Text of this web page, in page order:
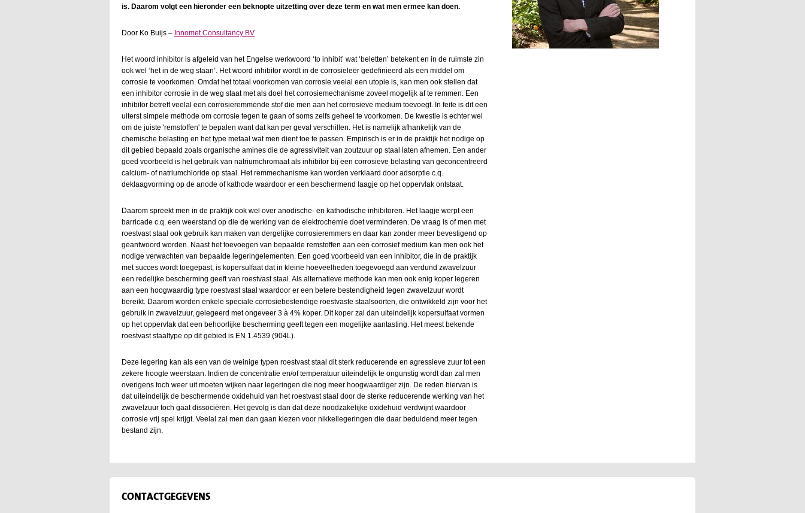
is. Daarom volgt een hieronder een beknopte uitzetting over deze term en wat men ermee kan doen.
Door Ko Buijs – Innomet Consultancy BV
Het woord inhibitor is afgeleid van het Engelse werkwoord ‘to inhibit’ wat ‘beletten’ betekent en in de ruimste zin
ook wel ‘het in de weg staan’. Het woord inhibitor wordt in de corrosieleer gedefinieerd als een middel om
corrosie te voorkomen. Omdat het totaal voorkomen van corrosie veelal een utopie is, kan men ook stellen dat
een inhibitor corrosie in de weg staat met als doel het corrosiemechanisme zoveel mogelijk af te remmen. Een
inhibitor betreft veelal een corrosieremmende stof die men aan het corrosieve medium toevoegt. In feite is dit een
uiterst simpele methode om corrosie tegen te gaan of soms zelfs geheel te voorkomen. De kwestie is echter wel
om de juiste 'remstoffen' te bepalen want dat kan per geval verschillen. Het is namelijk afhankelijk van de
chemische belasting en het type metaal wat men dient toe te passen. Empirisch is er in de praktijk het nodige op
dit gebied bepaald zoals organische amines die de agressiviteit van zoutzuur op staal laten afnemen. Een ander
goed voorbeeld is het gebruik van natriumchromaat als inhibitor bij een corrosieve belasting van geconcentreerd
calcium- of natriumchloride op staal. Het remmechanisme kan worden verklaard door adsorptie c.q.
deklaagvorming op de anode of kathode waardoor er een beschermend laagje op het oppervlak ontstaat.
Daarom spreekt men in de praktijk ook wel over anodische- en kathodische inhibitoren. Het laagje werpt een
barricade c.q. een weerstand op die de werking van de elektrochemie doet verminderen. De vraag is of men met
roestvast staal ook gebruik kan maken van dergelijke corrosieremmers en daar kan zonder meer bevestigend op
geantwoord worden. Naast het toevoegen van bepaalde remstoffen aan een corrosief medium kan men ook het
nodige verwachten van bepaalde legeringelementen. Een goed voorbeeld van een inhibitor, die in de praktijk
met succes wordt toegepast, is kopersulfaat dat in kleine hoeveelheden toegevoegd aan verdund zwavelzuur
een redelijke bescherming geeft van roestvast staal. Als alternatieve methode kan men ook enig koper legeren
aan een hoogwaardig type roestvast staal waardoor er een betere bestendigheid tegen zwavelzuur wordt
bereikt. Daarom worden enkele speciale corrosiebestendige roestvaste staalsoorten, die ontwikkeld zijn voor het
gebruik in zwavelzuur, gelegeerd met ongeveer 3 à 4% koper. Dit koper zal dan uiteindelijk kopersulfaat vormen
op het oppervlak dat een behoorlijke bescherming geeft tegen een mogelijke aantasting. Het meest bekende
roestvast staaltype op dit gebied is EN 1.4539 (904L).
Deze legering kan als een van de weinige typen roestvast staal dit sterk reducerende en agressieve zuur tot een
zekere hoogte weerstaan. Indien de concentratie en/of temperatuur uiteindelijk te ongunstig wordt dan zal men
overigens toch weer uit moeten wijken naar legeringen die nog meer hoogwaardiger zijn. De reden hiervan is
dat uiteindelijk de beschermende oxidehuid van het roestvast staal door de sterke reducerende werking van het
zwavelzuur toch gaat dissociëren. Het gevolg is dan dat deze noodzakelijke oxidehuid verdwijnt waardoor
corrosie vrij spel krijgt. Veelal zal men dan gaan kiezen voor nikkellegeringen die daar beduidend meer tegen
bestand zijn.
CONTACTGEGEVENS